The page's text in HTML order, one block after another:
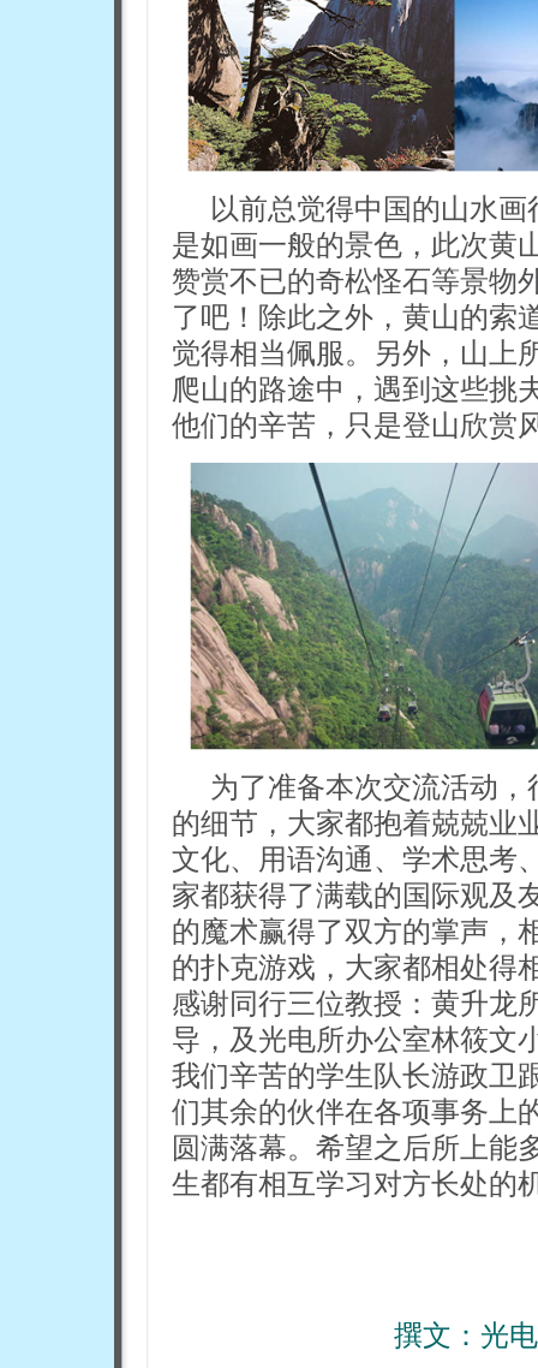
以前总觉得中国的山水
是如画一般的景色，此次黄
赞赏不已的奇松怪石等景物
了吧！除此之外，黄山的索
觉得相当佩服。另外，山上
爬山的路途中，遇到这些挑
他们的辛苦，只是登山欣赏
为了准备本次交流活动
的细节，大家都抱着兢兢业
文化、用语沟通、学术思考
家都获得了满载的国际观及
的魔术赢得了双方的掌声，
的扑克游戏，大家都相处得
感谢同行三位教授：黄升龙
导，及光电所办公室林筱文
我们辛苦的学生队长游政卫
们其余的伙伴在各项事务上
圆满落幕。希望之后所上能
生都有相互学习对方长处的
撰文：光